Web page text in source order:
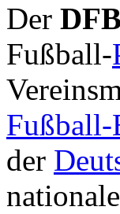
Der
Fußball-
Fußball-
der